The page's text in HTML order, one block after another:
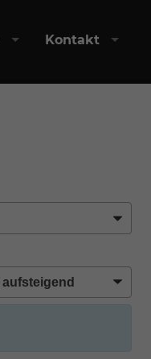
Kontakt